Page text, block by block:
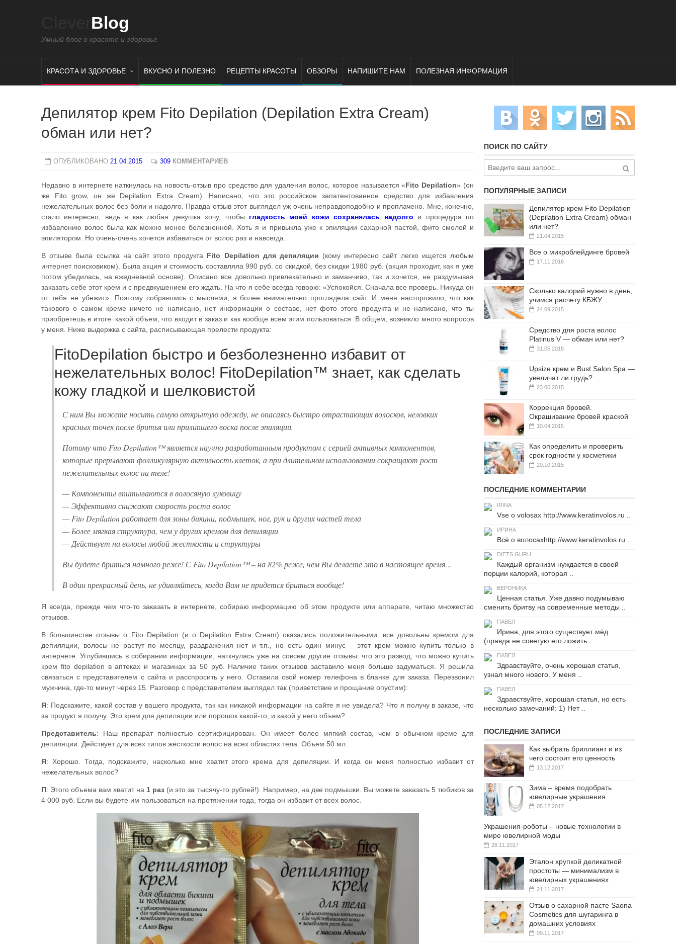
Blog
Умный блог о красоте и здоровье
КРАСОТА И ЗДОРОВЬЕ ВКУСНО И ПОЛЕЗНО РЕЦЕПТЫ КРАСОТЫ ОБЗОРЫ НАПИШИТЕ НАМ ПОЛЕЗНАЯ ИНФОРМАЦИЯ
Депилятор крем Fito Depilation (Depilation Extra Cream)
обман или нет?
ОПУБЛИКОВАНО 21.04.2015 309 КОММЕНТАРИЕВ
Недавно в интернете наткнулась на новость-отзыв про средство для удаления волос, которое называется «Fito Depilation» (он
же Fito grow, он же Depilation Extra Cream). Написано, что это российское запатентованное средство для избавления
нежелательных волос без боли и надолго. Правда отзыв этот выглядел уж очень неправдоподобно и проплачено. Мне, конечно,
стало интересно, ведь я как любая девушка хочу, чтобы гладкость моей кожи сохранялась надолго и процедура по
избавлению волос была как можно менее болезненной. Хоть я и привыкла уже к эпиляции сахарной пастой, фито смолой и
эпилятором. Но очень-очень хочется избавиться от волос раз и навсегда.
В отзыве была ссылка на сайт этого продукта Fito Depilation для депиляции (кому интересно сайт легко ищется любым
интернет поисковиком). Была акция и стоимость составляла 990 руб. со скидкой, без скидки 1980 руб. (акция проходит, как я уже
потом убедилась, на ежедневной основе). Описано все довольно привлекательно и заманчиво, так и хочется, не раздумывая
заказать себе этот крем и с предвкушением его ждать. На что я себе всегда говорю: «Успокойся. Сначала все проверь. Никуда он
от тебя не убежит». Поэтому собравшись с мыслями, я более внимательно проглядела сайт. И меня насторожило, что как
такового о самом креме ничего не написано, нет информации о составе, нет фото этого продукта и не написано, что ты
приобретешь в итоге: какой объем, что входит в заказ и как вообще всем этим пользоваться. В общем, возникло много вопросов
у меня. Ниже выдержка с сайта, расписывающая прелести продукта:
FitoDepilation быстро и безболезненно избавит от
нежелательных волос! FitoDepilation™ знает, как сделать
кожу гладкой и шелковистой
С ним Вы можете носить самую открытую одежду, не опасаясь быстро отрастающих волосков, неловких
красных точек после бритья или прилипшего воска после эпиляции.
Потому что Fito Depilation™ является научно разработанным продуктом с серией активных компонентов,
которые прерывают фолликулярную активность клеток, а при длительном использовании сокращают рост
нежелательных волос на теле!
— Компоненты впитываются в волосяную луковицу
— Эффективно снижают скорость роста волос
— Fito Depilation работает для зоны бикини, подмышек, ног, рук и других частей тела
— Более мягкая структура, чем у других кремом для депиляции
— Действует на волосы любой жесткости и структуры
Вы будете бриться намного реже! С Fito Depilation™ – на 82% реже, чем Вы делаете это в настоящее время…
В один прекрасный день, не удивляйтесь, когда Вам не придется бриться вообще!
Я всегда, прежде чем что-то заказать в интернете, собираю информацию об этом продукте или аппарате, читаю множество
отзывов.
В большинстве отзывы о Fito Depilation (и о Depilation Extra Cream) оказались положительными: все довольны кремом для
депиляции, волосы не растут по месяцу, раздражения нет и т.п., но есть один минус – этот крем можно купить только в
интернете. Углубившись в собирании информации, наткнулась уже на совсем другие отзывы: что это развод, что можно купить
крем fito depilation в аптеках и магазинах за 50 руб. Наличие таких отзывов заставило меня больше задуматься. Я решила
связаться с представителем с сайта и расспросить у него. Оставила свой номер телефона в бланке для заказа. Перезвонил
мужчина, где-то минут через 15. Разговор с представителем выглядел так (приветствие и прощание опустим):
Я: Подскажите, какой состав у вашего продукта, так как никакой информации на сайте я не увидела? Что я получу в заказе, что
за продукт я получу. Это крем для депиляции или порошок какой-то, и какой у него объем?
Представитель: Наш препарат полностью сертифицирован. Он имеет более мягкий состав, чем в обычном креме для
депиляции. Действует для всех типов жёсткости волос на всех областях тела. Объем 50 мл.
Я: Хорошо. Тогда, подскажите, насколько мне хватит этого крема для депиляции. И когда он меня полностью избавит от
нежелательных волос?
П: Этого объема вам хватит на 1 раз (и это за тысячу-то рублей!). Например, на две подмышки. Вы можете заказать 5 тюбиков за
4 000 руб. Если вы будете им пользоваться на протяжении года, тогда он избавит от всех волос.
ПОИСК ПО САЙТУ
ПОПУЛЯРНЫЕ ЗАПИСИ
Депилятор крем Fito Depilation
(Depilation Extra Cream) обман
или нет?
21.04.2015
Все о микроблейдинге бровей
17.11.2016
Сколько калорий нужно в день,
учимся расчету КБЖУ
24.09.2015
Средство для роста волос
Platinus V — обман или нет?
31.05.2015
Upsize крем и Bust Salon Spa —
увеличат ли грудь?
23.06.2015
Коррекция бровей.
Окрашивание бровей краской
10.04.2015
Как определить и проверить
срок годности у косметики
20.10.2015
ПОСЛЕДНИЕ КОММЕНТАРИИ
IRINA
Vse o volosax http://www.keratinvolos.ru ..
ИРИНА
Всё о волосахhttp://www.keratinvolos.ru ..
DIETS.GURU
Каждый организм нуждается в своей
порции калорий, которая ..
ВЕРОНИКА
Ценная статья. Уже давно подумываю
сменить бритву на современные методы ..
ПАВЕЛ
Ирина, для этого существует мёд
(правда не советую его ложить ..
ПАВЕЛ
Здравствуйте, очень хорошая статья,
узнал много нового. У меня ..
ПАВЕЛ
Здравствуйте, хорошая статья, но есть
несколько замечаний: 1) Нет ..
ПОСЛЕДНИЕ ЗАПИСИ
Как выбрать бриллиант и из
чего состоит его ценность
13.12.2017
Зима – время подобрать
ювелирные украшения
05.12.2017
Украшения-роботы – новые технологии в
мире ювелирной моды
28.11.2017
Эталон хрупкой деликатной
простоты — минимализм в
ювелирных украшениях
21.11.2017
Отзыв о сахарной пасте Saona
Cosmetics для шугаринга в
домашних условиях
09.11.2017